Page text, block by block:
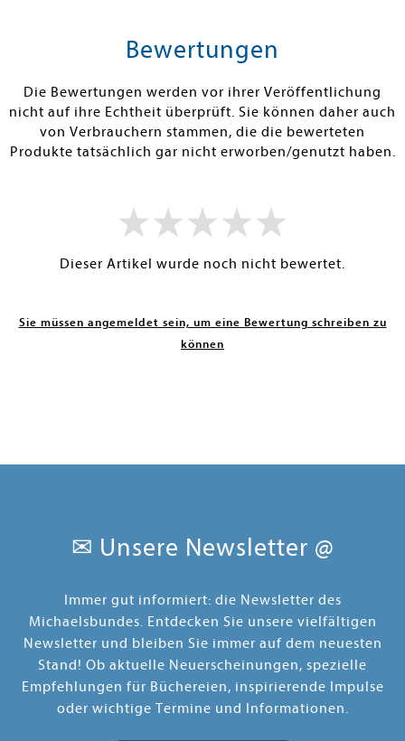
Warenkorb
Bewertungen
Die Bewertungen werden vor ihrer Veröffentlichung
nicht auf ihre Echtheit überprüft. Sie können daher auch
von Verbrauchern stammen, die die bewerteten
Produkte tatsächlich gar nicht erworben/genutzt haben.
Dieser Artikel wurde noch nicht bewertet.
Sie müssen angemeldet sein, um eine Bewertung schreiben zu
können
✉ Unsere Newsletter @
Immer gut informiert: die Newsletter des
Michaelsbundes. Entdecken Sie unsere vielfältigen
Newsletter und bleiben Sie immer auf dem neuesten
Stand! Ob aktuelle Neuerscheinungen, spezielle
Empfehlungen für Büchereien, inspirierende Impulse
oder wichtige Termine und Informationen.